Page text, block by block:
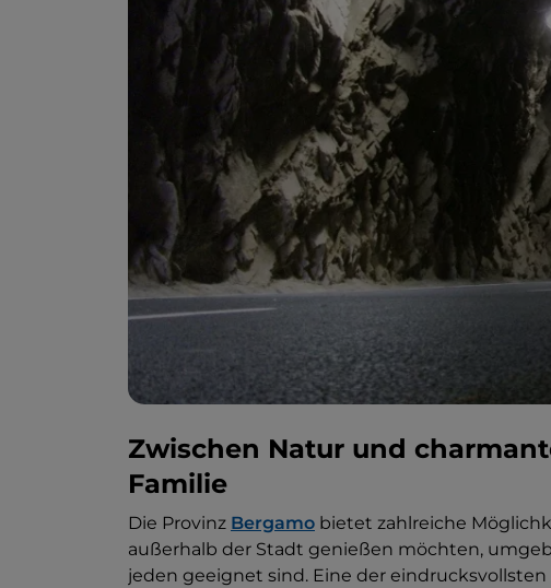
Zwischen Natur und
Familie
Die Provinz Bergamo bietet zahlreiche
außerhalb der Stadt genießen möchten,
jeden geeignet sind. Eine der